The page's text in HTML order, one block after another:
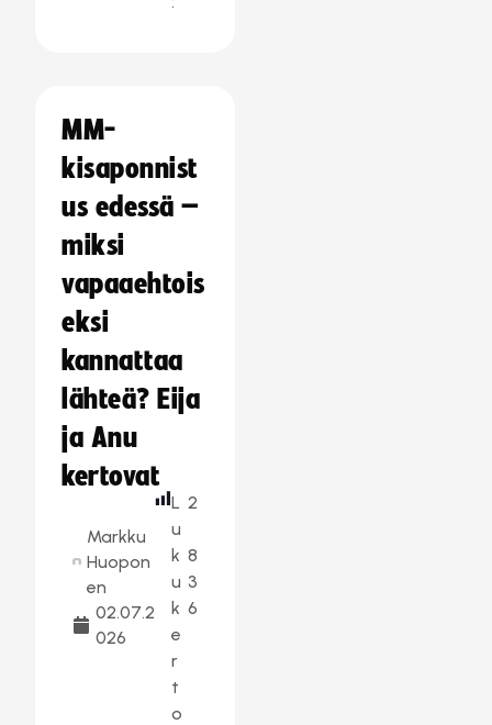
MM-
kisaponnist
us edessä –
miksi
vapaaehtois
eksi
kannattaa
lähteä? Eija
ja Anu
kertovat
Markku
Huopon
en
02.07.2
026
L
u
k
u
k
e
r
t
o
2
8
3
6